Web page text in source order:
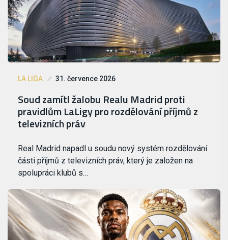
LA LIGA 31. července 2026
Soud zamítl žalobu Realu Madrid proti
pravidlům LaLigy pro rozdělování příjmů z
televizních práv
Real Madrid napadl u soudu nový systém rozdělování
části příjmů z televizních práv, který je založen na
spolupráci klubů s…